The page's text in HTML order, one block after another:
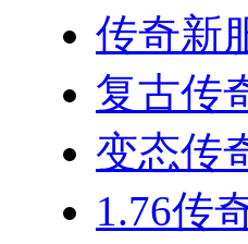
传奇新
复古传
变态传
1.76传